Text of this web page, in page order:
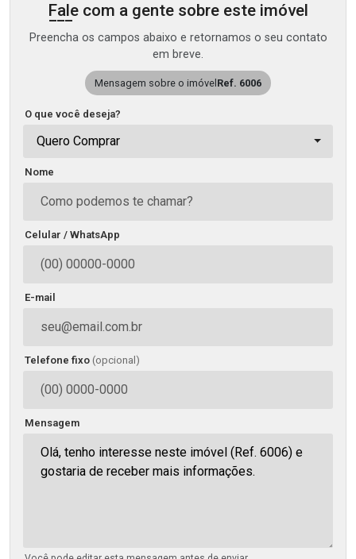
Fale com a gente sobre este imóvel
Preencha os campos abaixo e retornamos o seu contato
em breve.
Mensagem sobre o imóvel Ref. 6006
O que você deseja?
Quero Comprar
Nome
Celular / WhatsApp
E-mail
Telefone fixo (opcional)
Mensagem